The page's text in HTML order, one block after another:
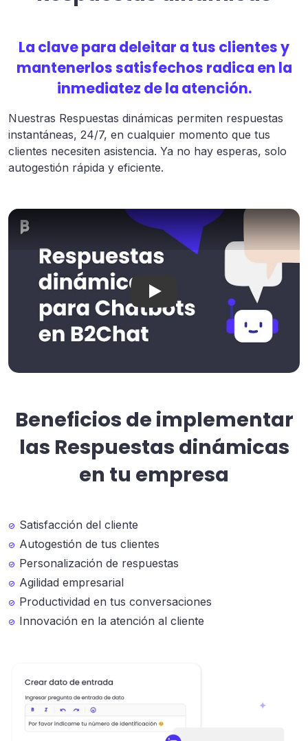
La clave para deleitar a tus clientes y
mantenerlos satisfechos radica en la
inmediatez de la atención.
Nuestras Respuestas dinámicas permiten respuestas
instantáneas, 24/7, en cualquier momento que tus
clientes necesiten asistencia. Ya no hay esperas, solo
autogestión rápida y eficiente.
Conoce la magia de las
Beneficios de implementar
las Respuestas dinámicas
en tu empresa
Satisfacción del cliente
Autogestión de tus clientes
Personalización de respuestas
Agilidad empresarial
Productividad en tus conversaciones
Innovación en la atención al cliente